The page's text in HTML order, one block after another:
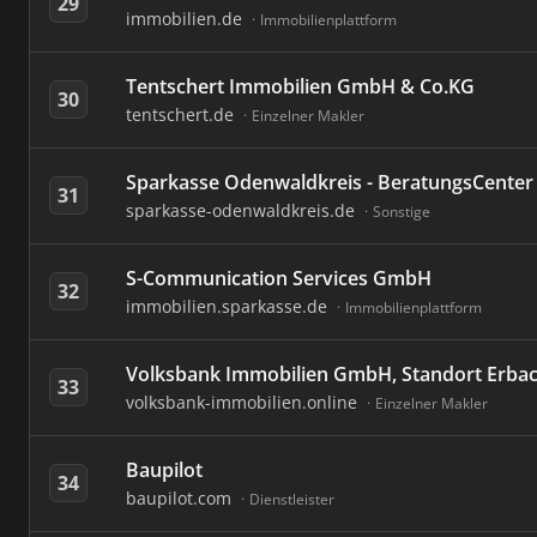
immobilien.de Immobilienplattform
30 Tentschert Immobilien GmbH & Co.KG
tentschert.de Einzelner Makler
31 Sparkasse Odenwaldkreis - BeratungsCenter
sparkasse-odenwaldkreis.de Sonstige
32 S-Communication Services GmbH
immobilien.sparkasse.de Immobilienplattform
33 Volksbank Immobilien GmbH, Standort
volksbank-immobilien.online Einzelner Makler
34 Baupilot
baupilot.com Dienstleister